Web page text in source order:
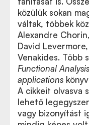
közülük sokan
váltak, többek
Alexandre
David
Venakides. Több
Functional Analysis
applications
A cikkeit olvasva
lehető
vagy bizonyítást